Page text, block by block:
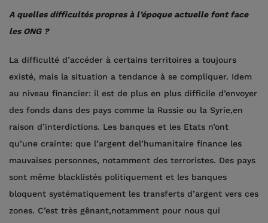
A quelles difficultés propres à l’époque actuelle font face
les ONG ?
La difficulté d’accéder à certains territoires a toujours
existé, mais la situation a tendance à se compliquer. Idem
au niveau financier: il est de plus en plus difficile d’envoyer
des fonds dans des pays comme la Russie ou la Syrie,en
raison d’interdictions. Les banques et les Etats n’ont
qu’une crainte: que l’argent del’humanitaire finance les
mauvaises personnes, notamment des terroristes. Des pays
sont même blacklistés politiquement et les banques
bloquent systématiquement les transferts d’argent vers ces
zones. C’est très gênant,notamment pour nous qui